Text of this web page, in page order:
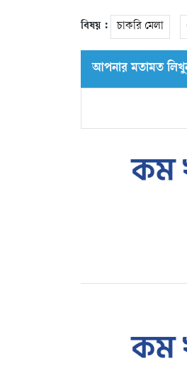
বিষয় : চাকরি মেলা
আপনার মতামত